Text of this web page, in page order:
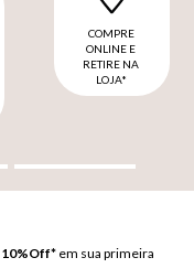
COMPRE
ONLINE E
RETIRE NA
LOJA*
10%Off* em sua primeira